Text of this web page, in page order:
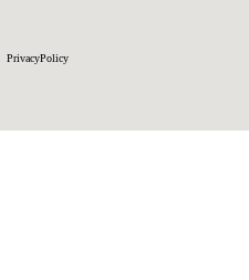
PrivacyPolicy